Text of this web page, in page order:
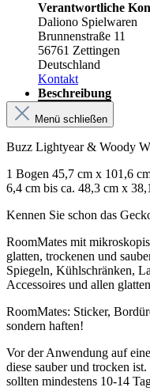
Verantwortliche
Daliono Spielwaren
Brunnenstraße 11
56761 Zettingen
Deutschland
Kontakt
Beschreibung
Menü schließen
Buzz Lightyear & Woody
1 Bogen 45,7 cm x 101,6
6,4 cm bis ca. 48,3 cm x
Kennen Sie schon das
RoomMates mit
glatten, trockenen und
Spiegeln, Kühlschränken,
Accessoires und allen
RoomMates: Sticker,
sondern haften!
Vor der Anwendung auf
diese sauber und trocken
sollten mindestens 10-14